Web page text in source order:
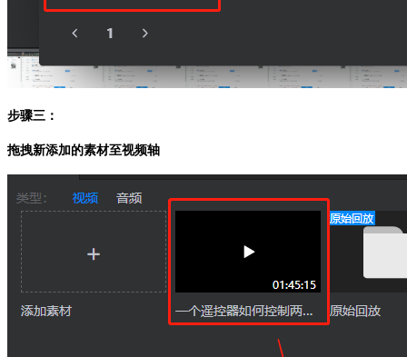
步骤三：
拖拽新添加的素材至视频轴